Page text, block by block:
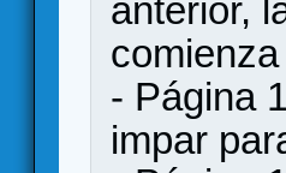
anterior,
- Página
impar